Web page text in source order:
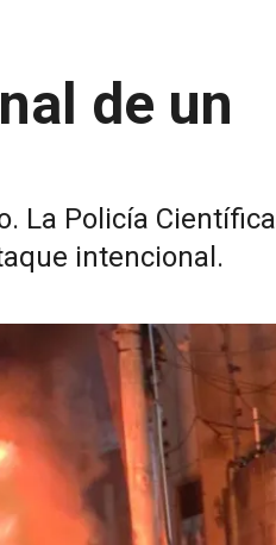
de un
La Policía Científica
intencional.